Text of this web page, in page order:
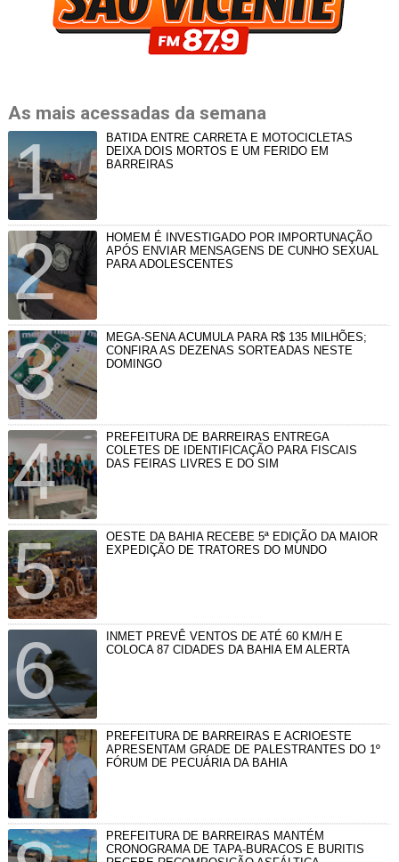
As mais acessadas da semana
BATIDA ENTRE CARRETA E MOTOCICLETAS
DEIXA DOIS MORTOS E UM FERIDO EM
BARREIRAS
HOMEM É INVESTIGADO POR IMPORTUNAÇÃO
APÓS ENVIAR MENSAGENS DE CUNHO SEXUAL
PARA ADOLESCENTES
MEGA-SENA ACUMULA PARA R$ 135 MILHÕES;
CONFIRA AS DEZENAS SORTEADAS NESTE
DOMINGO
PREFEITURA DE BARREIRAS ENTREGA
COLETES DE IDENTIFICAÇÃO PARA FISCAIS
DAS FEIRAS LIVRES E DO SIM
OESTE DA BAHIA RECEBE 5ª EDIÇÃO DA MAIOR
EXPEDIÇÃO DE TRATORES DO MUNDO
INMET PREVÊ VENTOS DE ATÉ 60 KM/H E
COLOCA 87 CIDADES DA BAHIA EM ALERTA
PREFEITURA DE BARREIRAS E ACRIOESTE
APRESENTAM GRADE DE PALESTRANTES DO 1º
FÓRUM DE PECUÁRIA DA BAHIA
PREFEITURA DE BARREIRAS MANTÉM
CRONOGRAMA DE TAPA-BURACOS E BURITIS